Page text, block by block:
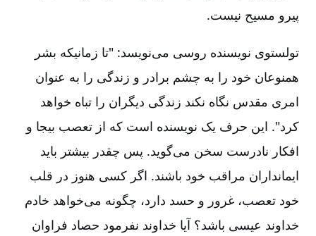
پیرو مسیح نیست‌.
تولستوی نویسنده روسی می‌نویسد: "تا زمانیکه بشر
همنوعان خود را به چشم برادر و زندگی را به عنوان
امری مقدس نگاه نکند زندگی دیگران را تباه خواهد
کرد". این حرف یک نویسنده است که از تعصب بیجا و
افکار نادرست سخن می‌گوید. پس چقدر بیشتر باید
ایمانداران مراقب خود باشند. اگر کسی هنوز در قلب
خود تعصب‌، غرور و حسد دارد، چگونه می‌خواهد خادم
خداوند عیسی باشد؟ آیا خداوند نفرمود حصاد فراوان